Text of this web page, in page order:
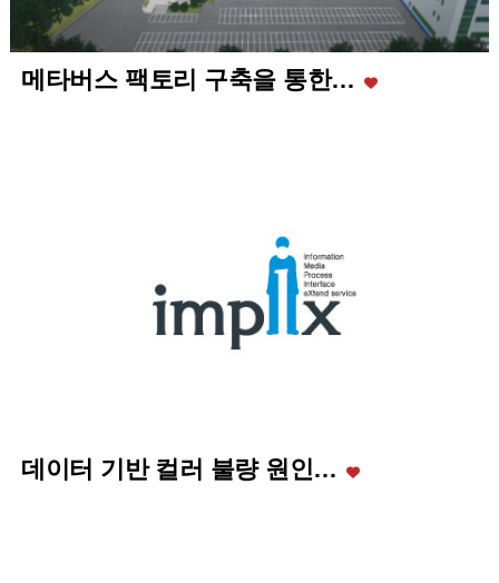
메타버스 팩토리 구축을 통한…
데이터 기반 컬러 불량 원인…